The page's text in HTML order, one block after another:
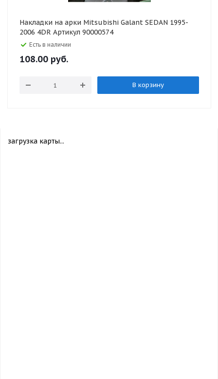
Накладки на арки Mitsubishi Galant SEDAN 1995-
2006 4DR Артикул 90000574
Есть в наличии
108.00 руб.
В корзину
загрузка карты...